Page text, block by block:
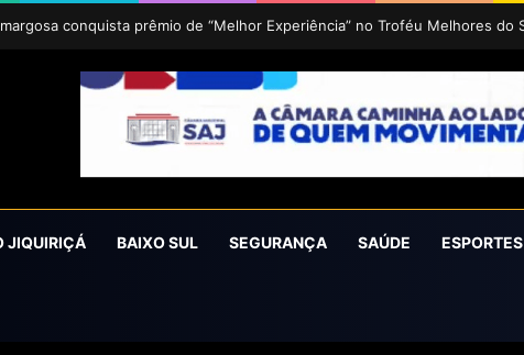
2026 acontece de 24 a 27 de setembro em Cruz das Almas
JIQUIRIÇÁ BAIXO SUL SEGURANÇA SAÚDE ESPORTES